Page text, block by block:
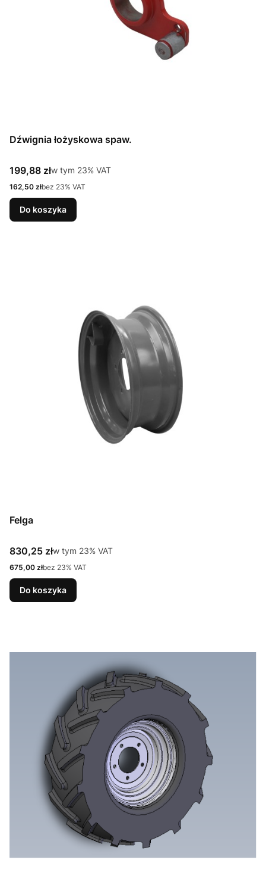
Dźwignia łożyskowa spaw.
Cena brutto
199,88 złw tym %s VAT
w tym 23% VAT
Cena netto
162,50 złbez 23% VAT
Do koszyka
Felga
Cena brutto
830,25 złw tym %s VAT
w tym 23% VAT
Cena netto
675,00 złbez 23% VAT
Do koszyka